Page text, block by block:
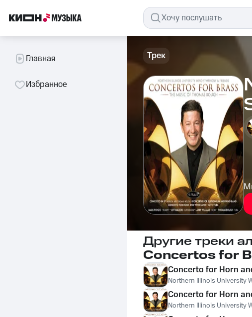
Главная
Избранное
Трек
Другие треки
Concertos for
Concerto for Horn
Northern Illinois University
Concerto for Horn
Northern Illinois University